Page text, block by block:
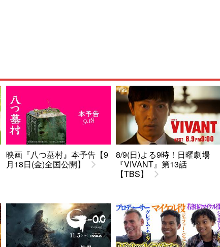
映画『八つ墓村』本予告【9
月18日(金)全国公開】
8/9(日)よる9時！日曜劇場
『VIVANT』第13話
【TBS】